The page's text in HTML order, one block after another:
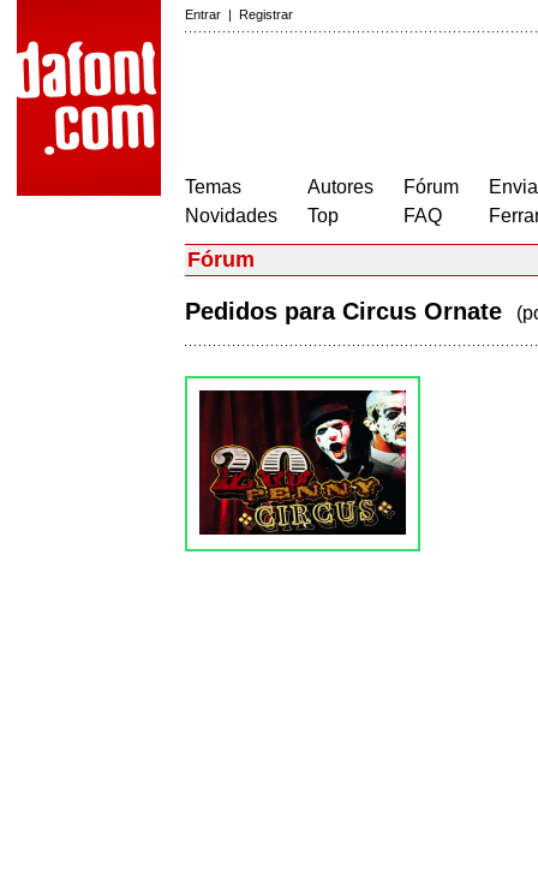
Entrar | Registrar
Temas
Novidades
Autores
Top
Fórum
FAQ
Fórum
Pedidos para Circus Ornate